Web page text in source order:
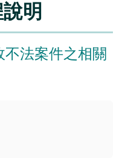
明
法案件之相關